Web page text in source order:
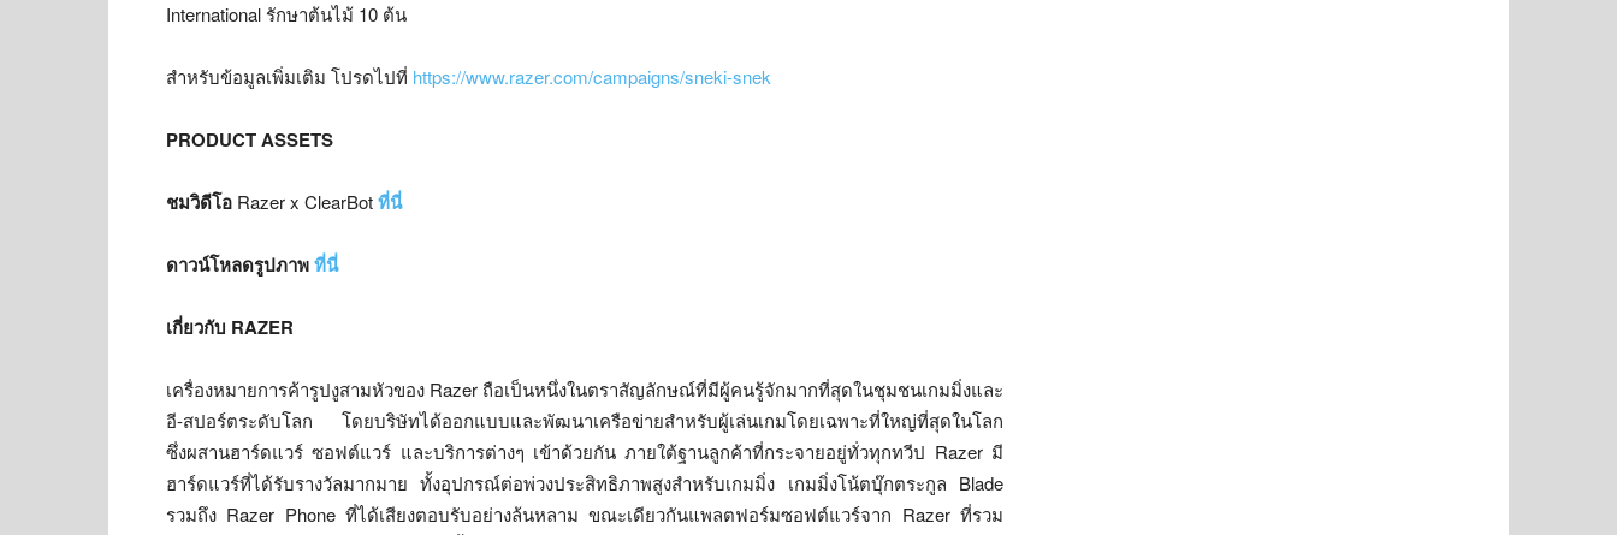
International รักษาต้นไม้ 10 ต้น
สำหรับข้อมูลเพิ่มเติม โปรดไปที่ https://www.razer.com/campaigns/sneki-snek
PRODUCT ASSETS
ชมวิดีโอ Razer x ClearBotที่นี่
ดาวน์โหลดรูปภาพที่นี่
เกี่ยวกับ RAZER
เครื่องหมายการค้ารูปงูสามหัวของ Razer ถือเป็นหนึ่งในตราสัญลักษณ์ที่มีผู้คนรู้จักมากที่สุดในชุมชนเกมมิ่งและ
อี-สปอร์ตระดับโลก โดยบริษัทได้ออกแบบและพัฒนาเครือข่ายสำหรับผู้เล่นเกมโดยเฉพาะที่ใหญ่ที่สุดในโลก
ซึ่งผสานฮาร์ดแวร์ ซอฟต์แวร์ และบริการต่างๆ เข้าด้วยกัน ภายใต้ฐานลูกค้าที่กระจายอยู่ทั่วทุกทวีป Razer มี
ฮาร์ดแวร์ที่ได้รับรางวัลมากมาย ทั้งอุปกรณ์ต่อพ่วงประสิทธิภาพสูงสำหรับเกมมิ่ง เกมมิ่งโน้ตบุ๊กตระกูล Blade
รวมถึง Razer Phone ที่ได้เสียงตอบรับอย่างล้นหลาม ขณะเดียวกันแพลตฟอร์มซอฟต์แวร์จาก Razer ที่รวม